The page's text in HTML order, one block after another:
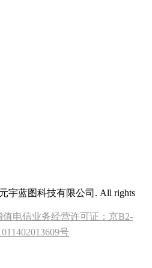
宇蓝图科技有限公司. All rights
值电信业务经营许可证：京B2-
号